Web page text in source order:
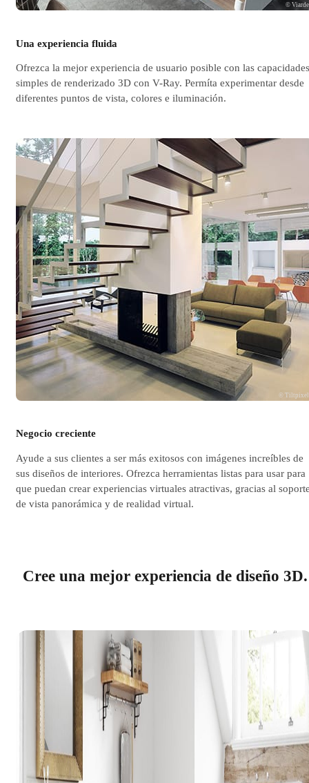
© Viarde
Una experiencia fluida
Ofrezca la mejor experiencia de usuario posible con las capacidades
simples de renderizado 3D con V-Ray. Permíta experimentar desde
diferentes puntos de vista, colores e iluminación.
© Tiltpixel
Negocio creciente
Ayude a sus clientes a ser más exitosos con imágenes increíbles de
sus diseños de interiores. Ofrezca herramientas listas para usar para
que puedan crear experiencias virtuales atractivas, gracias al
de vista panorámica y de realidad virtual.
Cree una mejor experiencia de diseño 3D.